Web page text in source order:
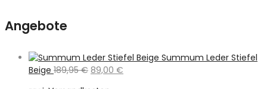
Angebote
Summum Leder Stiefel
Beige 189,95€ Ursprünglicher
89,00 €